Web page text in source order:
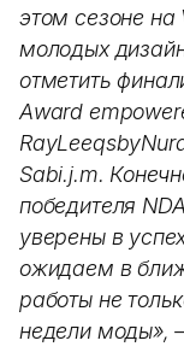
этом сезоне на
молодых
отметить
Аward
Sabi.j.m.
победителя
уверены в
ожидаем в
работы не
недели моды»,